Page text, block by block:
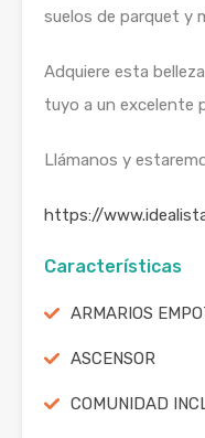
suelos de parquet y
Adquiere esta
tuyo a un excelente
Llámanos y
https://
Características
ARMARIOS
ASCENSOR
COMUNIDAD